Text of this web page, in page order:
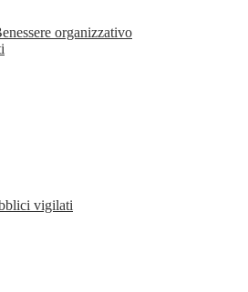
organizzativo
vigilati